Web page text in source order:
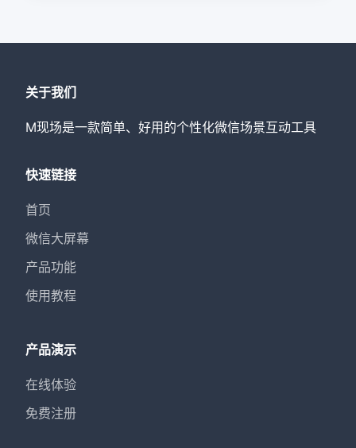
关于我们
M现场是一款简单、好用的个性化微信场景互动工具
快速链接
首页
微信大屏幕
产品功能
使用教程
产品演示
在线体验
免费注册